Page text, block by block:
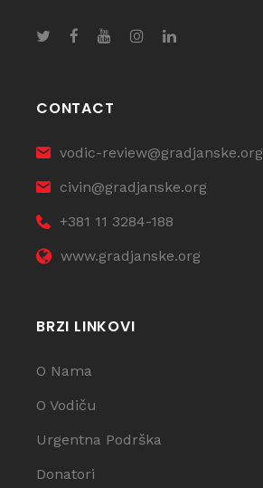
CONTACT
vodic-review@gradjanske.org
civin@gradjanske.org
+381 11 3284-188
www.gradjanske.org
BRZI LINKOVI
O Nama
O Vodiču
Urgentna Podrška
Donatori